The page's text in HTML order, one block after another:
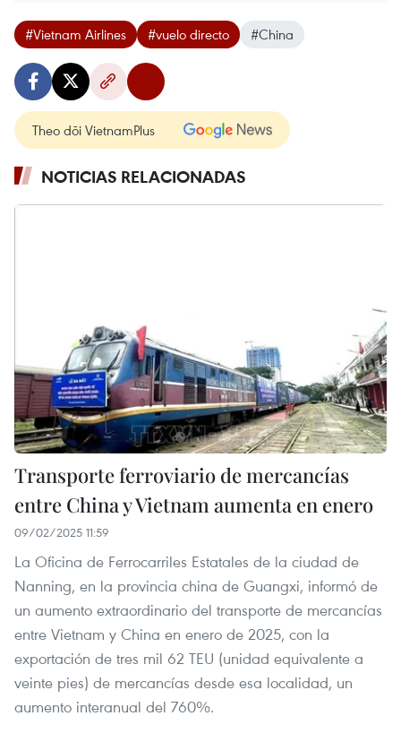
#Vietnam Airlines #vuelo directo #China
Theo dõi VietnamPlus
NOTICIAS RELACIONADAS
Transporte ferroviario de mercancías
entre China y Vietnam aumenta en enero
09/02/2025 11:59
La Oficina de Ferrocarriles Estatales de la ciudad de
Nanning, en la provincia china de Guangxi, informó de
un aumento extraordinario del transporte de mercancías
entre Vietnam y China en enero de 2025, con la
exportación de tres mil 62 TEU (unidad equivalente a
veinte pies) de mercancías desde esa localidad, un
aumento interanual del 760%.